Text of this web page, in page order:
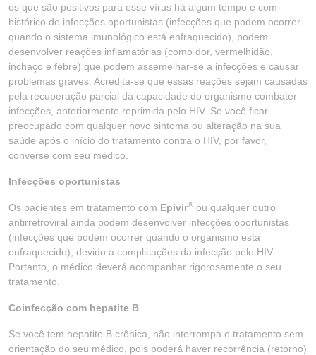
os que são positivos para esse vírus há algum tempo e com
histórico de infecções oportunistas (infecções que podem ocorrer
quando o sistema imunológico está enfraquecido), podem
desenvolver reações inflamatórias (como dor, vermelhidão,
inchaço e febre) que podem assemelhar-se a infecções e causar
problemas graves. Acredita-se que essas reações sejam causadas
pela recuperação parcial da capacidade do organismo combater
infecções, anteriormente reprimida pelo HIV. Se você ficar
preocupado com qualquer novo sintoma ou alteração na sua
saúde após o início do tratamento contra o HIV, por favor,
converse com seu médico.
Infecções oportunistas
Os pacientes em tratamento com Epivir® ou qualquer outro
antirretroviral ainda podem desenvolver infecções oportunistas
(infecções que podem ocorrer quando o organismo está
enfraquecido), devido a complicações da infecção pelo HIV.
Portanto, o médico deverá acompanhar rigorosamente o seu
tratamento.
Coinfecção com hepatite B
Se você tem hepatite B crônica, não interrompa o tratamento sem
orientação do seu médico, pois poderá haver recorrência (retorno)